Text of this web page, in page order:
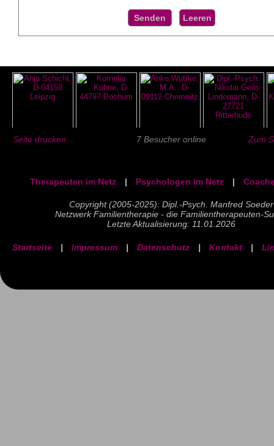
Seite drucken ... 7 Besucher online Zum
Therapeuten im Netz | Psychologen im Netz |
Copyright (2005-2025): Dipl.-Psych. Manfred Soeder
Netzwerk Familientherapie - die Familientherapeuten-
Letzte Aktualisierung: 11.01.2026
Startseite | Impressum | Datenschutz | Kontakt |